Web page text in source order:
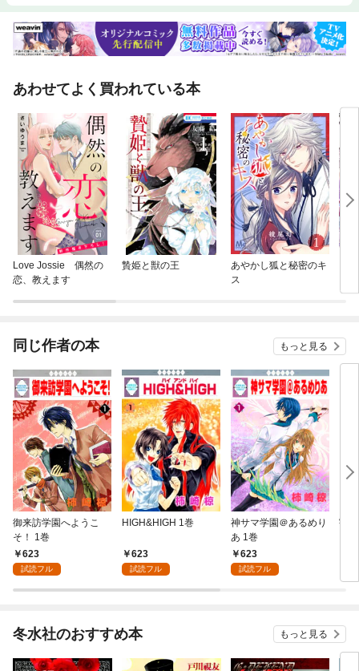
あわせてよく買われている本
Love Jossie 偶然の
恋、教えます
贄姫と獣の王
あやかし狐と秘密のキ
ス
同じ作者の本 もっと見る
御来訪学園へようこ
そ！ 1巻
623
試読フル
HIGH&HIGH 1巻
623
試読フル
神サマ学園＠あるめり
あ 1巻
623
試読フル
宇
冬水社のおすすめ本 もっと見る